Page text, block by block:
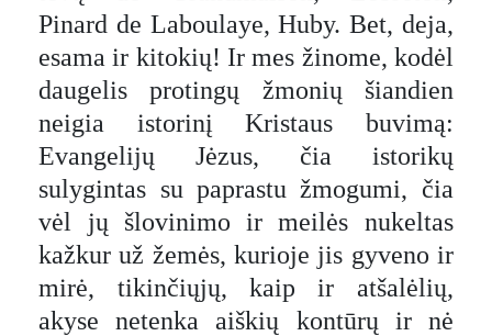
Pinard de Laboulaye, Huby. Bet, deja,
esama ir kitokių! Ir mes žinome, kodėl
daugelis protingų žmonių šiandien
neigia istorinį Kristaus buvimą:
Evangelijų Jėzus, čia istorikų
sulygintas su paprastu žmogumi, čia
vėl jų šlovinimo ir meilės nukeltas
kažkur už žemės, kurioje jis gyveno ir
mirė, tikinčiųjų, kaip ir atšalėlių,
akyse netenka aiškių kontūrų ir nė